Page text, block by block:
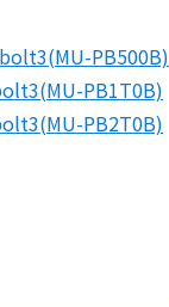
PB500B)
PB1T0B)
PB2T0B)